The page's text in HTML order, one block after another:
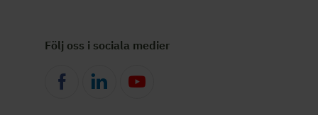
Följ oss i sociala medier